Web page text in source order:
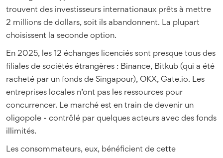
trouvent des investisseurs internationaux prêts à mettre
2 millions de dollars, soit ils abandonnent. La plupart
choisissent la seconde option.
En 2025, les 12 échanges licenciés sont presque tous des
filiales de sociétés étrangères : Binance, Bitkub (qui a été
racheté par un fonds de Singapour), OKX, Gate.io. Les
entreprises locales n’ont pas les ressources pour
concurrencer. Le marché est en train de devenir un
oligopole - contrôlé par quelques acteurs avec des fonds
illimités.
Les consommateurs, eux, bénéficient de cette